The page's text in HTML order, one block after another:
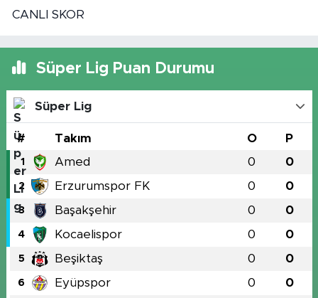
CANLI SKOR
Süper Lig Puan Durumu
Süper Lig
# Takım O P
1 Amed 0 0
2 Erzurumspor FK 0 0
3 Başakşehir 0 0
4 Kocaelispor 0 0
5 Beşiktaş 0 0
6 Eyüpspor 0 0